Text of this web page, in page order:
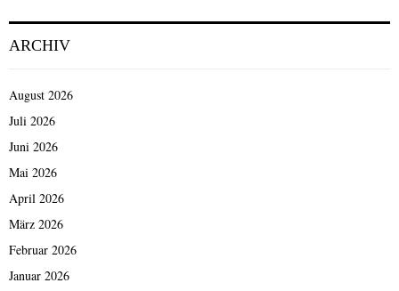
ARCHIV
August 2026
Juli 2026
Juni 2026
Mai 2026
April 2026
März 2026
Februar 2026
Januar 2026